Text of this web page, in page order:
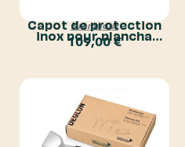
Krampouz
Capot de protection
inox pour plancha
Samba Krampouz
109,00€